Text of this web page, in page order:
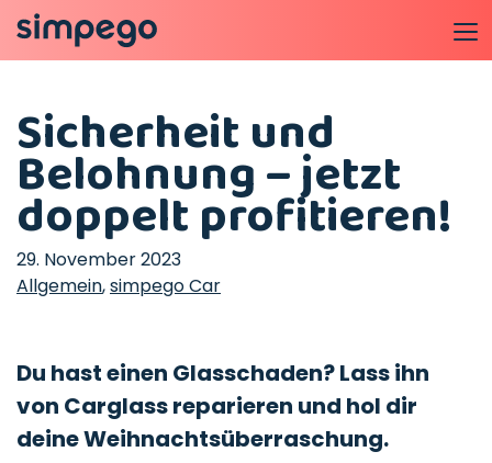
Sicherheit und
Belohnung – jetzt
doppelt profitieren!
29. November 2023
Allgemein,simpego Car
Du hast einen Glasschaden? Lass ihn
von Carglass reparieren und hol dir
deine Weihnachtsüberraschung.